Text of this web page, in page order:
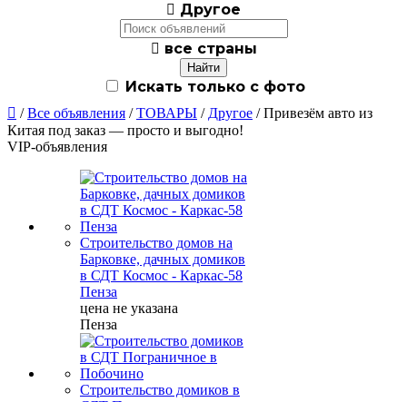
 Другое
 все страны
Искать только с фото
 /Все объявления /ТОВАРЫ / Другое / Привезём авто из
Китая под заказ — просто и выгодно!
VIP-объявления
Строительство домов на
Барковке, дачных домиков
в СДТ Космос - Каркас-58
Пенза
цена не указана
Пенза
Строительство домиков в